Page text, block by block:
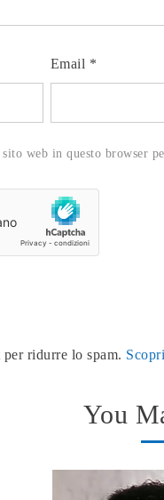
Email *
web in questo browser
ridurre lo spam.
You